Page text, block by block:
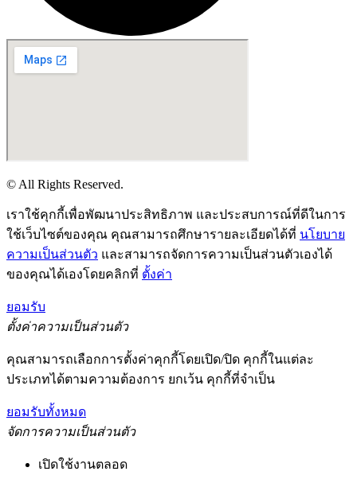
© All Rights Reserved.
เราใช้คุกกี้เพื่อพัฒนาประสิทธิภาพ และประสบการณ์ที่ดีในการ
ใช้เว็บไซต์ของคุณ คุณสามารถศึกษารายละเอียดได้ที่ นโยบาย
ความเป็นส่วนตัว และสามารถจัดการความเป็นส่วนตัวเองได้
ของคุณได้เองโดยคลิกที่ ตั้งค่า
ยอมรับ
ตั้งค่าความเป็นส่วนตัว
คุณสามารถเลือกการตั้งค่าคุกกี้โดยเปิด/ปิด คุกกี้ในแต่ละ
ประเภทได้ตามความต้องการ ยกเว้น คุกกี้ที่จำเป็น
ยอมรับทั้งหมด
จัดการความเป็นส่วนตัว
เปิดใช้งานตลอด